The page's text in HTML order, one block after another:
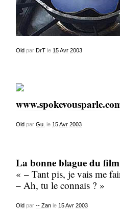
Oldpar DrTle 15 Avr 2003
Old par Gu. le 15 Avr 2003
La bonne blague du
« – Tant pis, je vais me
– Ah, tu le connais ? »
Oldpar -- Zanle 15 Avr 2003